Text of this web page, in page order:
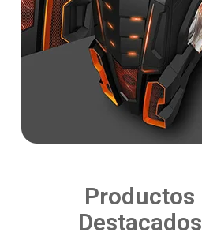
Productos
Destacados